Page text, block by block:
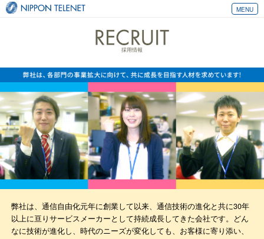
MENU
日本テレネット株式会社
採用情報
弊社は、通信自由化元年に創業して以来、通信技術の進化と共に30年
以上に亘りサービスメーカーとして持続成長してきた会社です。どん
なに技術が進化し、時代のニーズが変化しても、お客様に寄り添い、